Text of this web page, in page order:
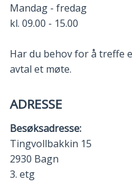
Mandag - fredag
kl. 09.00 - 15.00
Har du behov for å treffe
avtal et møte.
ADRESSE
Besøksadresse:
Tingvollbakkin 15
2930 Bagn
3. etg